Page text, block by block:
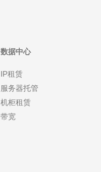
数据中心
IP租赁
服务器托管
机柜租赁
带宽